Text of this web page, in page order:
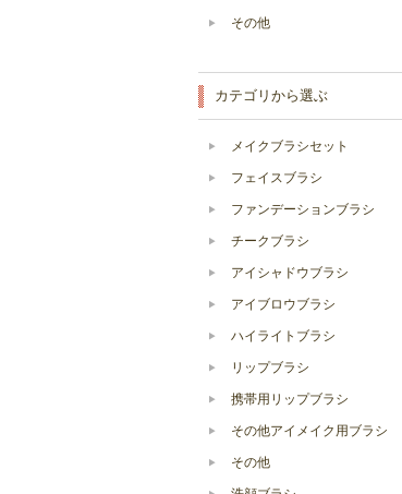
その他
カテゴリから選ぶ
メイクブラシセット
フェイスブラシ
ファンデーションブラシ
チークブラシ
アイシャドウブラシ
アイブロウブラシ
ハイライトブラシ
リップブラシ
携帯用リップブラシ
その他アイメイク用ブラシ
その他